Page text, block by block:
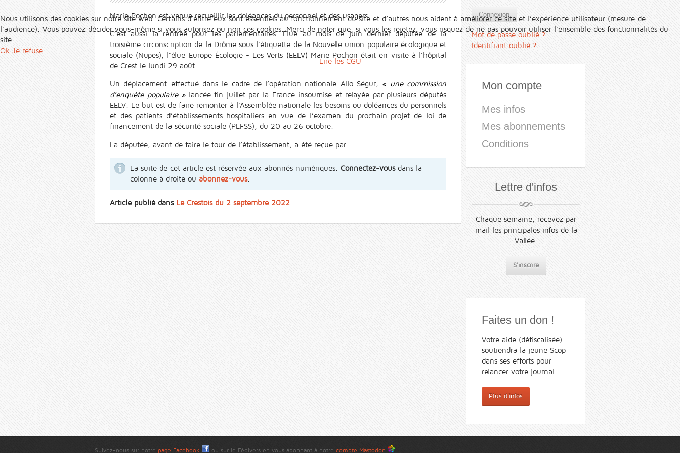
Marie Pochon est venue recueillir les doléances du personnel et des usagers.
C’est aussi la rentrée pour les parlementaires. Élue au mois de juin dernier députée de la
troisième circonscription de la Drôme sous l’étiquette de la Nouvelle union populaire écologique et
sociale (Nupes), l’élue Europe Écologie - Les Verts (EELV) Marie Pochon était en visite à l’hôpital
de Crest le lundi 29 août.
Un déplacement effectué dans le cadre de l’opération nationale Allo Ségur, « une commission
d’enquête populaire »lancée fin juillet par la France insoumise et relayée par plusieurs députés
EELV. Le but est de faire remonter à l’Assemblée nationale les besoins ou doléances du personnels
et des patients d’établissements hospitaliers en vue de l’examen du prochain projet de loi de
financement de la sécurité sociale (PLFSS), du 20 au 26 octobre.
La députée, avant de faire le tour de l’établissement, a été reçue par...
La suite de cet article est réservée aux abonnés numériques. Connectez-vousdans la
colonne à droite ou abonnez-vous.
Article publié dans Le Crestois du 2 septembre 2022
Connexion
Mot de passe oublié ?
Identifiant oublié ?
Mon compte
Mes infos
Mes abonnements
Conditions
Lettre d'infos
Chaque semaine, recevez par
mail les principales infos de la
Vallée.
S'inscrire
Faites un don !
Votre aide (défiscalisée)
soutiendra la jeune Scop
dans ses efforts pour
relancer votre journal.
Plus d'infos
Suivez-nous sur notre page Facebook ou sur le Fédivers en vous abonnant à notre compte Mastodon
Nous utilisons des cookies sur notre site web. Certains d’entre eux sont essentiels au fonctionnement du site et d’autres nous aident à améliorer ce site et l’expérience utilisateur (mesure de
l'audience). Vous pouvez décider vous-même si vous autorisez ou non ces cookies. Merci de noter que, si vous les rejetez, vous risquez de ne pas pouvoir utiliser l’ensemble des fonctionnalités du
site.
Ok Je refuse
Lire les CGU